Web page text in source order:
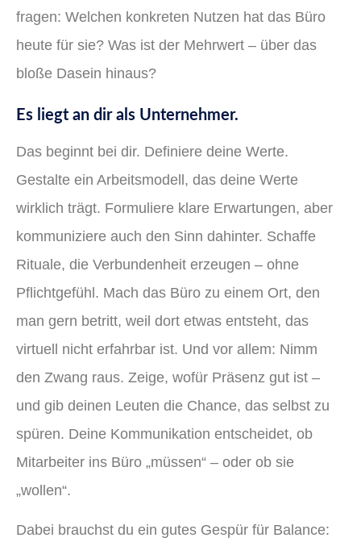
fragen: Welchen konkreten Nutzen hat das Büro
heute für sie? Was ist der Mehrwert – über das
bloße Dasein hinaus?
Es liegt an dir als Unternehmer.
Das beginnt bei dir. Definiere deine Werte.
Gestalte ein Arbeitsmodell, das deine Werte
wirklich trägt. Formuliere klare Erwartungen, aber
kommuniziere auch den Sinn dahinter. Schaffe
Rituale, die Verbundenheit erzeugen – ohne
Pflichtgefühl. Mach das Büro zu einem Ort, den
man gern betritt, weil dort etwas entsteht, das
virtuell nicht erfahrbar ist. Und vor allem: Nimm
den Zwang raus. Zeige, wofür Präsenz gut ist –
und gib deinen Leuten die Chance, das selbst zu
spüren. Deine Kommunikation entscheidet, ob
Mitarbeiter ins Büro „müssen“ – oder ob sie
„wollen“.
Dabei brauchst du ein gutes Gespür für Balance: